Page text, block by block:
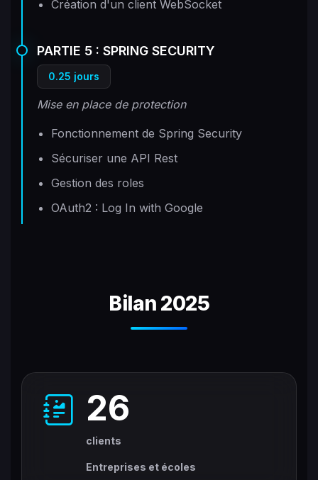
Création d'un client WebSocket
PARTIE 5 : SPRING SECURITY
0.25 jours
Mise en place de protection
Fonctionnement de Spring Security
Sécuriser une API Rest
Gestion des roles
OAuth2 : Log In with Google
Bilan 2025
26
clients
Entreprises et écoles